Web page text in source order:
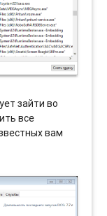
зайти во
все
вам